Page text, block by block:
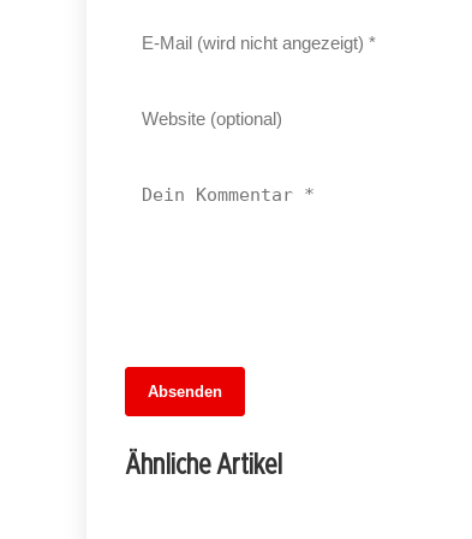
Absenden
Ähnliche Artikel
MuseumsMeileMitte: Berlins neues
kulturelles Herz schlägt am